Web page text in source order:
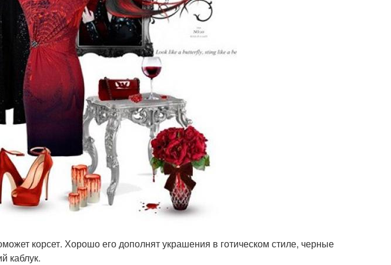
корсет. Хорошо его дополнят украшения в готическом стиле, черные
каблук.